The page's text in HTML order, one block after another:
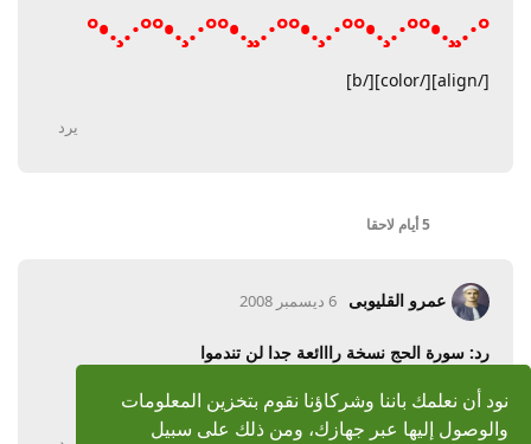
نود أن نعلمك باننا وشركاؤنا نقوم بتخزين المعلومات
والوصول إليها عبر جهازك، ومن ذلك على سبيل
°·.¸¸.•°°·.¸.•°°·.¸.•°°·.¸¸.•°°·.¸.•°°·.¸.•°
[/align][/color][/b]
يرد
5 أيام لاحقا
عمرو القليوبى 6 ديسمبر 2008
رد: سورة الحج نسخة رااائعة جدا لن تندموا
جزاك الله خير